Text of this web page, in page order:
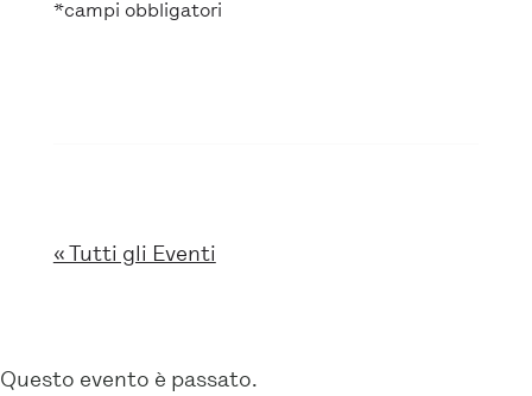
*campi obbligatori
« Tutti gli Eventi
Questo evento è passato.